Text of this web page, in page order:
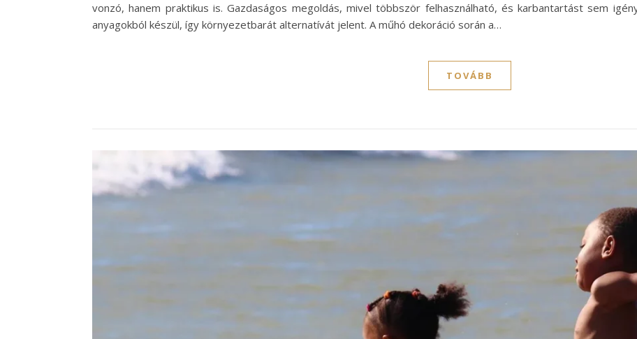
vonzó, hanem praktikus is. Gazdaságos megoldás, mivel többször felhasználható, és karbantartást sem
anyagokból készül, így környezetbarát alternatívát jelent. A műhó dekoráció során a…
TOVÁBB